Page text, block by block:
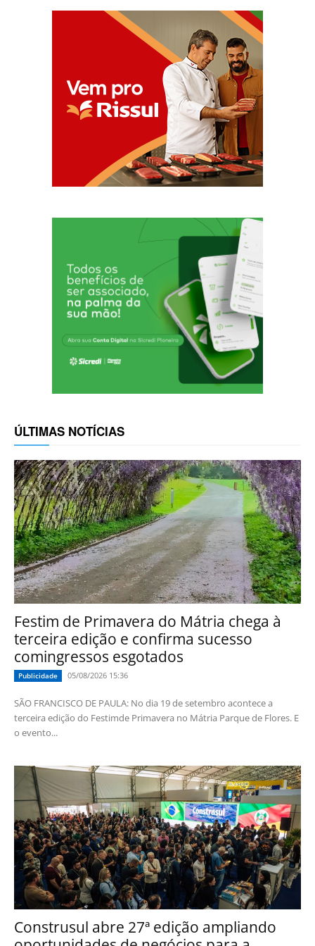
ÚLTIMAS NOTÍCIAS
Festim de Primavera do Mátria chega à
terceira edição e confirma sucesso
comingressos esgotados
Publicidade 05/08/2026 15:36
SÃO FRANCISCO DE PAULA: No dia 19 de setembro acontece a
terceira edição do Festimde Primavera no Mátria Parque de Flores. E
o evento...
Construsul abre 27ª edição ampliando